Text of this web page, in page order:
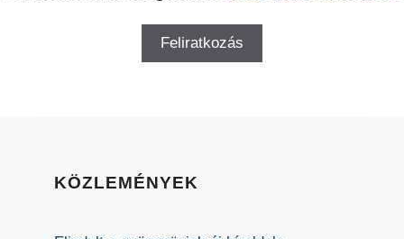
KÖZLEMÉNYEK